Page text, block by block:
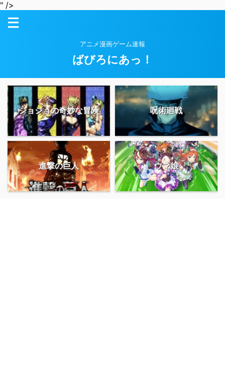
" />
アニメ漫画ゲーム速報
ばびろにあっ！
ジョジョの奇妙な冒険 呪術廻戦
進撃の巨人 ウマ娘